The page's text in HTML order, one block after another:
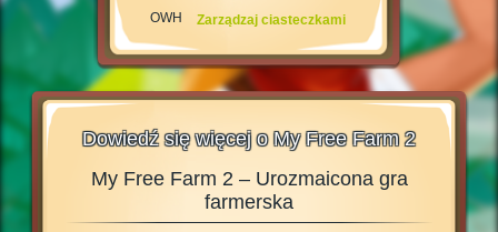
OWH
Zarządzaj ciasteczkami
Dowiedź się więcej o My Free Farm 2
My Free Farm 2 – Urozmaicona gra
farmerska